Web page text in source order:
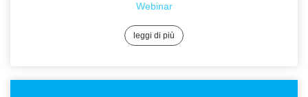
leggi di più
Webinar